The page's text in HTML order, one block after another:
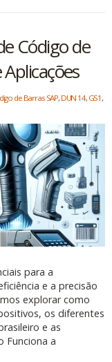
Código de
de Barras SAP, DUN 14, GS1 ,
para a
e a precisão
explorar como
os diferentes
e as
Funciona a